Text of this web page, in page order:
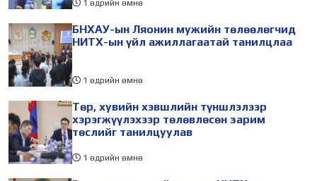
1 өдрийн өмнө
БНХАУ-ын Ляонин мужийн төлөөлөгчид
НИТХ-ын үйл ажиллагаатай танилцлаа
1 өдрийн өмнө
Төр, хувийн хэвшлийн түншлэлээр
хэрэгжүүлэхээр төлөвлөсөн зарим
төслийг танилцуулав
1 өдрийн өмнө